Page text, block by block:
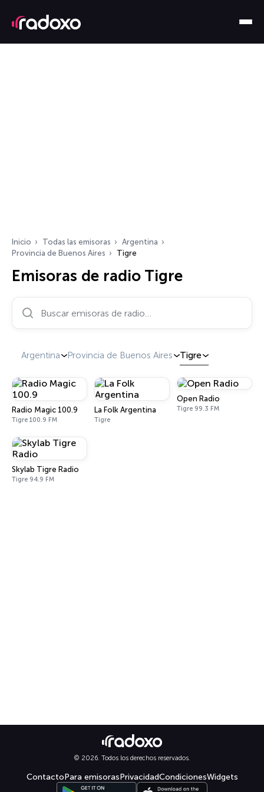
Inicio Todas las emisoras
Argentina
Provincia de Buenos Aires
Tigre
Emisoras de radio Tigre
Argentina Provincia de Buenos Aires Tigre
Radio Magic 100.9
Tigre 100.9 FM
La Folk Argentina
Tigre
Open Radio
Tigre 99.3 FM
Skylab Tigre Radio
Tigre 94.9 FM
© 2026. Todos los derechos reservados.
ContactoPara emisorasPrivacidadCondicionesWidgets